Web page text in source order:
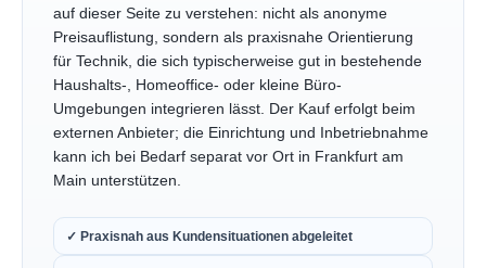
auf dieser Seite zu verstehen: nicht als anonyme
Preisauflistung, sondern als praxisnahe Orientierung
für Technik, die sich typischerweise gut in bestehende
Haushalts-, Homeoffice- oder kleine Büro-
Umgebungen integrieren lässt. Der Kauf erfolgt beim
externen Anbieter; die Einrichtung und Inbetriebnahme
kann ich bei Bedarf separat vor Ort in Frankfurt am
Main unterstützen.
✓ Praxisnah aus Kundensituationen abgeleitet